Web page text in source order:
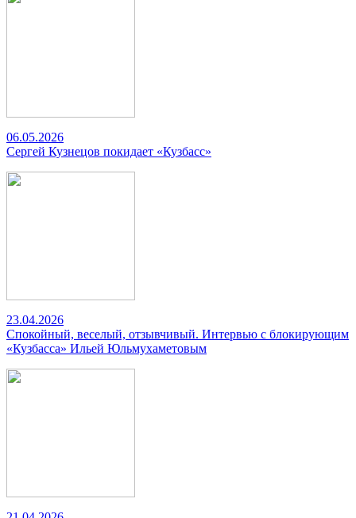
06.05.2026
Сергей Кузнецов покидает «Кузбасс»
23.04.2026
Спокойный, веселый, отзывчивый. Интервью с блокирующим
«Кузбасса» Ильей Юльмухаметовым